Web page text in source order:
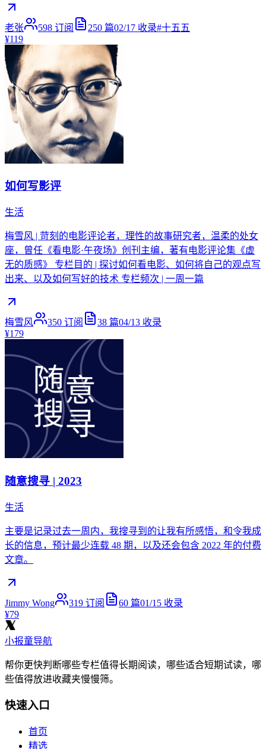
老张 598 订阅 250 篇02/17 收录#十五五
¥119
如何写影评
生活
梅雪风 | 苛刻的电影评论者，理性的故事研究者，温柔的处女
座，曾任《看电影·午夜场》创刊主编，著有电影评论集《虚
无的质感》 专栏目的 | 探讨如何看电影、如何将自己的观点写
出来、以及如何写好的技术 专栏频次 | 一周一篇
梅雪风 350 订阅 38 篇04/13 收录
¥179
随意搜寻 | 2023
生活
主要是记录过去一周内，我搜寻到的让我有所感悟，和令我成
长的信息，预计最少连载 48 期，以及还会包含 2022 年的付费
文章。
Jimmy Wong 319 订阅 60 篇01/15 收录
¥79
小报童导航
帮你更快判断哪些专栏值得长期阅读，哪些适合短期试读，哪
些值得放进收藏夹慢慢筛。
快速入口
首页
精选